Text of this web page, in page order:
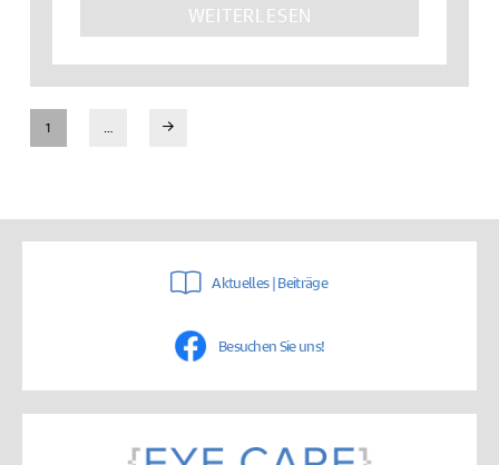
WEITERLESEN
1 … Next
Aktuelles | Beiträge
Besuchen Sie uns!